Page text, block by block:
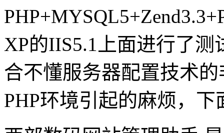
XP的IIS5.1上面进行了
合不懂服务器配置技术
PHP环境引起的麻烦，